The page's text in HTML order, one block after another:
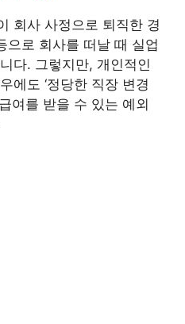
회사 사정으로 퇴직한 경
으로 회사를 떠날 때 실업
다. 그렇지만, 개인적인
에도 ‘정당한 직장 변경
여를 받을 수 있는 예외